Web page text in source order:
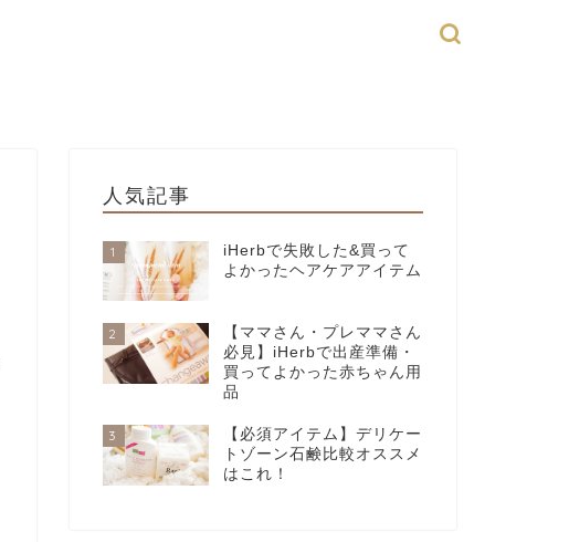
人気記事
1
iHerbで失敗した&買って
よかったヘアケアアイテム
2
【ママさん・プレママさん
必見】iHerbで出産準備・
買ってよかった赤ちゃん用
品
3
【必須アイテム】デリケー
トゾーン石鹸比較オススメ
はこれ！